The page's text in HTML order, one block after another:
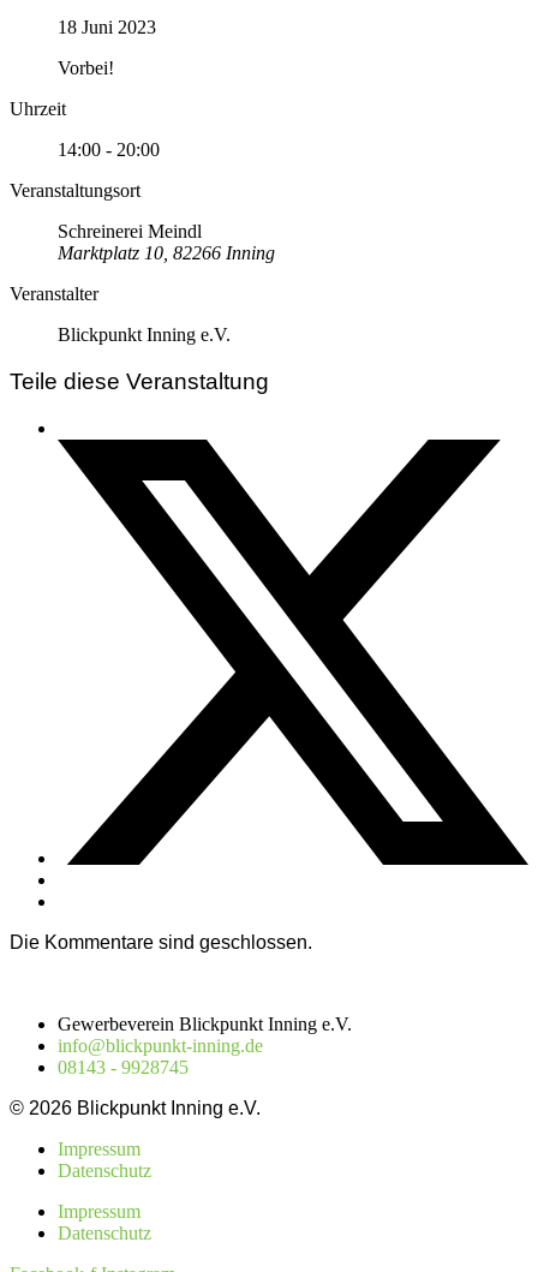
18 Juni 2023
Vorbei!
Uhrzeit
14:00 - 20:00
Veranstaltungsort
Schreinerei Meindl
Marktplatz 10, 82266 Inning
Veranstalter
Blickpunkt Inning e.V.
Teile diese Veranstaltung
Die Kommentare sind geschlossen.
Gewerbeverein Blickpunkt Inning e.V.
info@blickpunkt-inning.de
08143 - 9928745
© 2026 Blickpunkt Inning e.V.
Impressum
Datenschutz
Impressum
Datenschutz